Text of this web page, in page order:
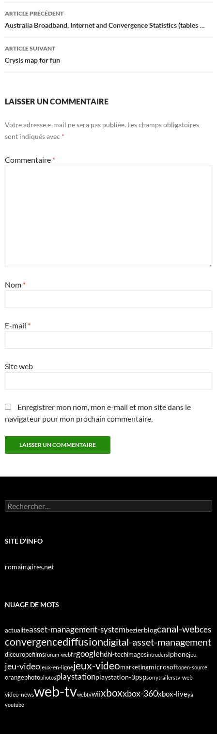
Navigation
des
articles
ARTICLE PRÉCÉDENT
Australia Broadband, Internet and Convergence Statistics (tables …
ARTICLE SUIVANT
Crysis map for fun
LAISSER UN COMMENTAIRE
Votre adresse e-mail ne sera pas publiée. Les champs obligatoires
sont indiqués avec *
Commentaire *
Nom *
E-mail *
Site web
Enregistrer mon nom, mon e-mail et mon site dans le
navigateur pour mon prochain commentaire.
Rechercher :
SITE D'INFO
romain.gires.net
NUAGE DE MOTS
actualiteasset-management-systembezierblogcanal-webces
convergencediffusiondigital-asset-management
dlceuropefilmsforum-webfrgooglehdhi-techimagesintrudersiphonejeu
jeu-videojeux-en-lignejeux-videomarketingmicrosoftopen-source
orangephotophotosplaystationplaystation-3pspsonytrailerstv-web
video-newsweb-tvwebtvwiixboxxbox-360xbox-liveya
youtube